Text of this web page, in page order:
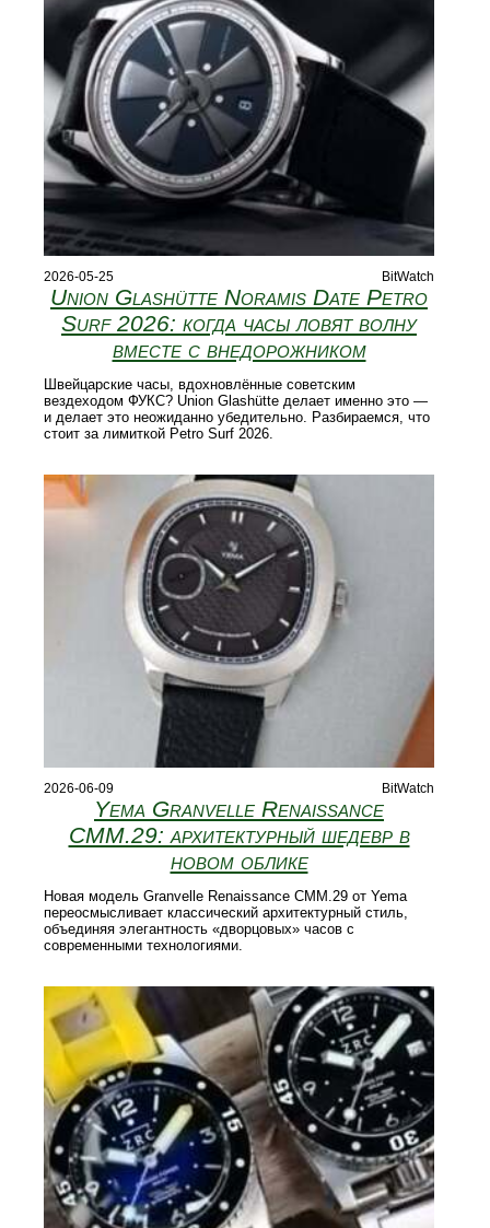
2026-05-25 BitWatch
Union Glashütte Noramis Date Petro
Surf 2026: когда часы ловят волну
вместе с внедорожником
Швейцарские часы, вдохновлённые советским
вездеходом ФУКС? Union Glashütte делает именно это —
и делает это неожиданно убедительно. Разбираемся, что
стоит за лимиткой Petro Surf 2026.
2026-06-09 BitWatch
Yema Granvelle Renaissance
CMM.29: архитектурный шедевр в
новом облике
Новая модель Granvelle Renaissance CMM.29 от Yema
переосмысливает классический архитектурный стиль,
объединяя элегантность «дворцовых» часов с
современными технологиями.